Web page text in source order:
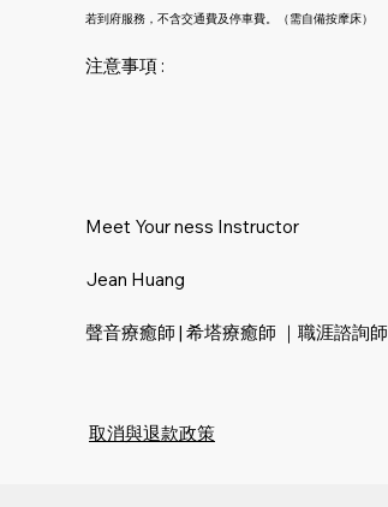
Meet Your ness Instructor
Jean Huang
聲音療癒師 | 希塔療癒師 ｜職涯諮詢
取消與退款政策
若到府服務，不含交通費及停車費。（需自備按摩床）
注意事項 :